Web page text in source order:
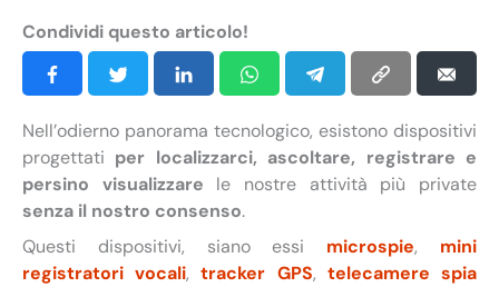
Condividi questo articolo!
Nell’odierno panorama tecnologico, esistono dispositivi
progettati per localizzarci, ascoltare, registrare e
persino visualizzare le nostre attività più private
senza il nostro consenso.
Questi dispositivi, siano essi microspie, mini
registratori vocali,tracker GPS, telecamere spia